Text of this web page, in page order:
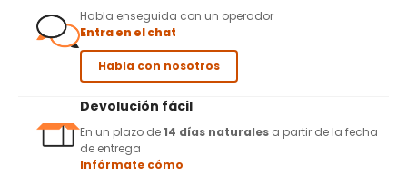
Habla enseguida con un operador
Entra en el chat
Habla con nosotros
Devolución fácil
En un plazo de14 días naturales a partir de la fecha
de entrega
Infórmate cómo